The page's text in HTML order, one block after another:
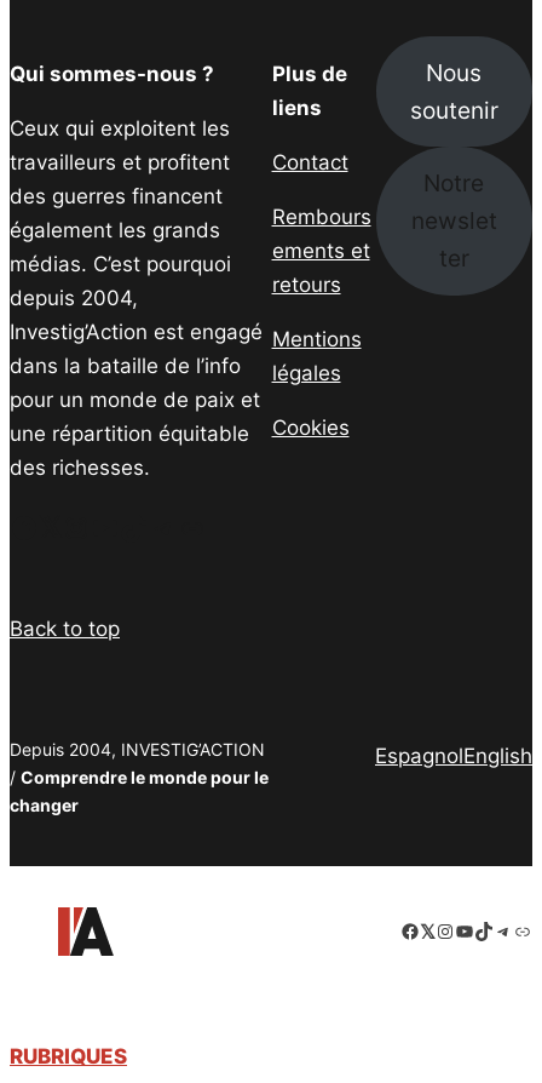
Qui sommes-nous ?
Ceux qui exploitent les
travailleurs et profitent
des guerres financent
également les grands
médias. C’est pourquoi
depuis 2004,
Investig’Action est engagé
dans la bataille de l’info
pour un monde de paix et
une répartition équitable
des richesses.
Plus de
liens
Contact
Rembours
ements et
retours
Mentions
légales
Cookies
Nous
soutenir
Notre
newslet
ter
Back to top
Depuis 2004, INVESTIG’ACTION
/ Comprendre le monde pour le
changer
EspagnolEnglish
Facebook
LinkedIn
Instagram
YouTube
TikTok
RUBRIQUES